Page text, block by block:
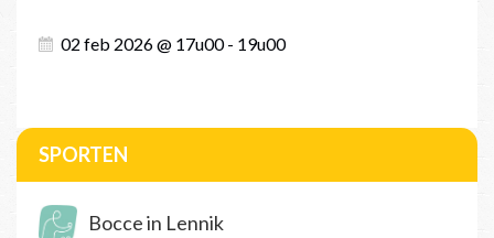
02 feb 2026 @ 17u00 - 19u00
SPORTEN
Bocce in Lennik